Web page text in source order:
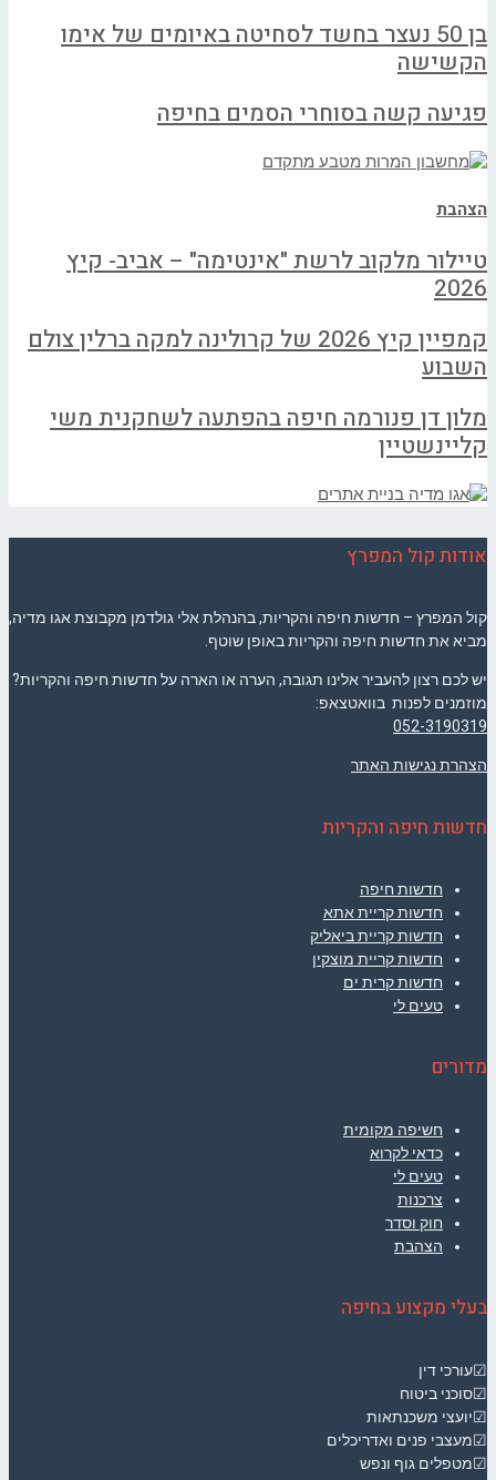
בן 50 נעצר בחשד לסחיטה באיומים של אימו
הקשישה
פגיעה קשה בסוחרי הסמים בחיפה
הצהבת
טיילור מלקוב לרשת "אינטימה" – אביב- קיץ
2026
קמפיין קיץ 2026 של קרולינה למקה ברלין צולם
השבוע
מלון דן פנורמה חיפה בהפתעה לשחקנית משי
קליינשטיין
אודות קול המפרץ
קול המפרץ – חדשות חיפה והקריות, בהנהלת אלי גולדמן מקבוצת אגו מדיה,
מביא את חדשות חיפה והקריות באופן שוטף.
יש לכם רצון להעביר אלינו תגובה, הערה או הארה על חדשות חיפה והקריות?
מוזמנים לפנות בוואטצאפ:
052-3190319
הצהרת נגישות האתר
חדשות חיפה והקריות
חדשות חיפה
חדשות קריית אתא
חדשות קריית ביאליק
חדשות קריית מוצקין
חדשות קרית ים
טעים לי
מדורים
חשיפה מקומית
כדאי לקרוא
טעים לי
צרכנות
חוק וסדר
הצהבת
בעלי מקצוע בחיפה
☑עורכי דין
☑סוכני ביטוח
☑יועצי משכנתאות
☑מעצבי פנים ואדריכלים
☑מטפלים גוף ונפש